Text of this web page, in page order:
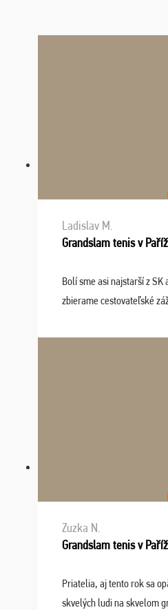
Ladislav M.
Grandslam tenis v
Bolí sme asi najstarší z SK
zbierame cestovateľské
osudu - pohodový šefík
Zuzka N.
Grandslam tenis v
Priatelia, aj tento rok sa
skvelých ludi na skvelom